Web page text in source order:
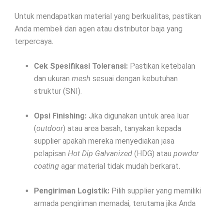
Untuk mendapatkan material yang berkualitas, pastikan
Anda membeli dari agen atau distributor baja yang
terpercaya.
Cek Spesifikasi Toleransi: Pastikan ketebalan
dan ukuran mesh sesuai dengan kebutuhan
struktur (SNI).
Opsi Finishing: Jika digunakan untuk area luar
(outdoor) atau area basah, tanyakan kepada
supplier apakah mereka menyediakan jasa
pelapisan Hot Dip Galvanized (HDG) atau powder
coating agar material tidak mudah berkarat.
Pengiriman Logistik: Pilih supplier yang memiliki
armada pengiriman memadai, terutama jika Anda